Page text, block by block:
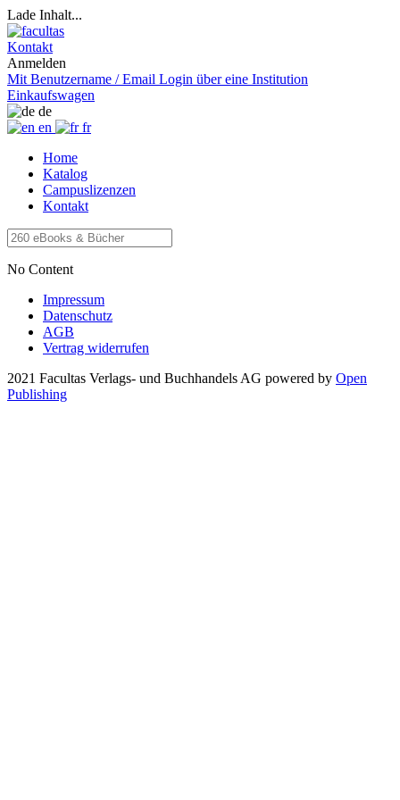
Lade Inhalt...
Kontakt
Anmelden
Mit Benutzername / Email Login über eine Institution
Einkaufswagen
de
en
fr
Home
Katalog
Campuslizenzen
Kontakt
No Content
Impressum
Datenschutz
AGB
Vertrag widerrufen
2021 Facultas Verlags- und Buchhandels AG powered by Open
Publishing